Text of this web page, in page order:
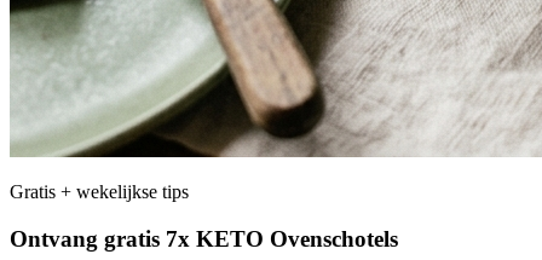
Gratis + wekelijkse tips
Ontvang gratis 7x KETO Ovenschotels